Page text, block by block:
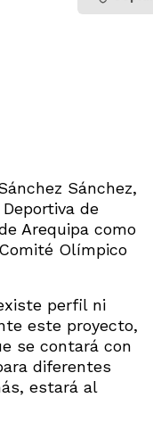
Sánchez,
de
Arequipa como
Olímpico
perfil ni
este proyecto,
se contará con
diferentes
estará al